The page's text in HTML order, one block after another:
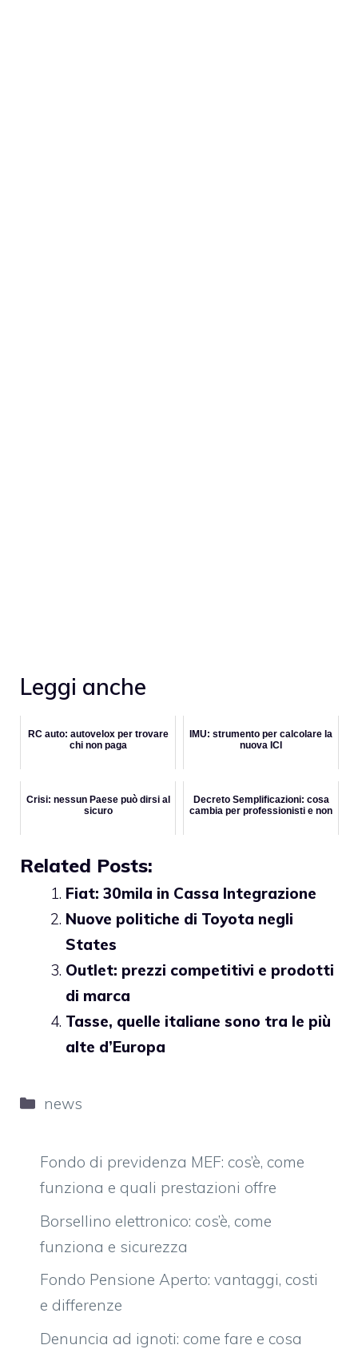
Leggi anche
RC auto: autovelox per trovare
chi non paga
IMU: strumento per calcolare la
nuova ICI
Crisi: nessun Paese può dirsi al
sicuro
Decreto Semplificazioni: cosa
cambia per professionisti e non
Related Posts:
Fiat: 30mila in Cassa Integrazione
Nuove politiche di Toyota negli
States
Outlet: prezzi competitivi e prodotti
di marca
Tasse, quelle italiane sono tra le più
alte d’Europa
Categorie
news
Fondo di previdenza MEF: cos’è, come
funziona e quali prestazioni offre
Borsellino elettronico: cos’è, come
funziona e sicurezza
Fondo Pensione Aperto: vantaggi, costi
e differenze
Denuncia ad ignoti: come fare e cosa